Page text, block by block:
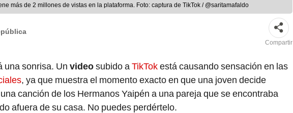
más de 2 millones de vistas en la plataforma. Foto: captura de TikTok / @saritamafaldo
Compartir
una sonrisa. Un videosubido a TikTokestá causando sensación en las
, ya que muestra el momento exacto en que una joven decide
canción de los Hermanos Yaipén a una pareja que se encontraba
afuera de su casa. No puedes perdértelo.